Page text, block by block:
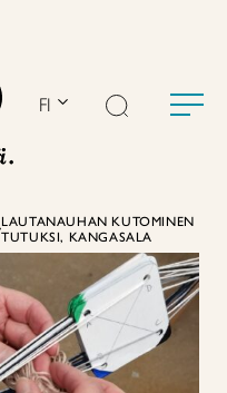
FI
LAUTANAUHAN KUTOMINEN
TUTUKSI, KANGASALA